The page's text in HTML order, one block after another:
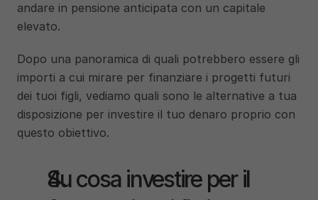
andare in pensione anticipata con un capitale
elevato.
Dopo una panoramica di quali potrebbero essere gli
importi a cui mirare per finanziare i progetti futuri
dei tuoi figli, vediamo quali sono le alternative a tua
disposizione per investire il tuo denaro proprio con
questo obiettivo.
Su cosa investire per il